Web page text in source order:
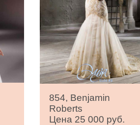
854, Benjamin
Roberts
Цена 25 000 руб.